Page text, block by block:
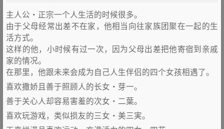
主人公·正宗一个人生活的时候很多。
由于父母经常出差不在家，他相当向往家族团聚在一起的生
活方式。
这样的他，小时候有过一次，因为父母出差把他寄宿到亲戚
家的情况。
在那里，他跟未来会成为自己人生伴侣的四个女孩相遇了。
喜欢撒娇且善于照顾人的长女·芽一。
善于关心人却容易害羞的次女·二葉。
喜欢玩游戏，类似损友的三女·美三実。